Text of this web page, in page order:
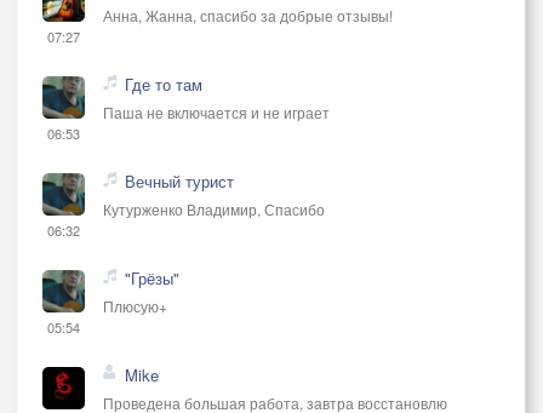
07:27
Анна, Жанна, спасибо за добрые отзывы!
06:53
Где то там
Паша не включается и не играет
06:32
Вечный турист
Кутурженко Владимир, Спасибо
05:54
"Грёзы"
Плюсую+
Mike
Проведена большая работа, завтра восстановлю